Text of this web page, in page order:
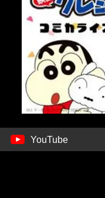
YouTube